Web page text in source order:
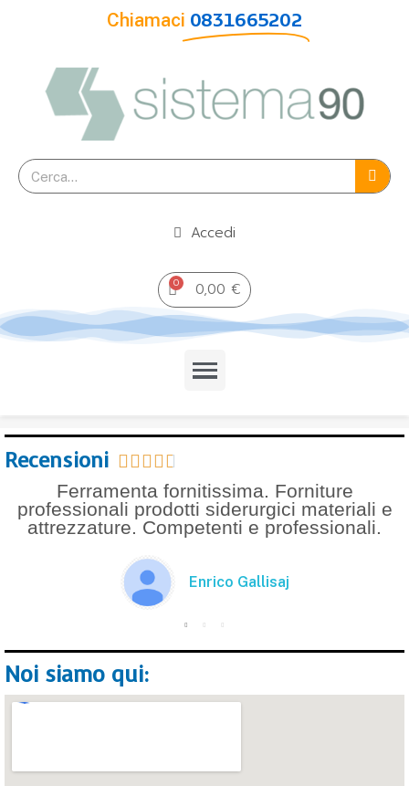
Chiamaci 0831665202
Accedi
0,00 €
Recensioni 
Ferramenta fornitissima. Forniture
professionali prodotti siderurgici materiali e
attrezzature. Competenti e professionali.
Enrico Gallisaj
Noi siamo qui: